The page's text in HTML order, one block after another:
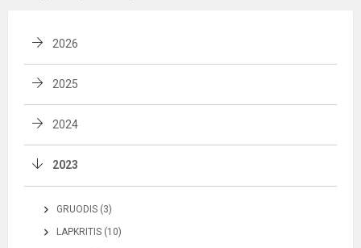
2026
2025
2024
2023
GRUODIS (3)
LAPKRITIS (10)